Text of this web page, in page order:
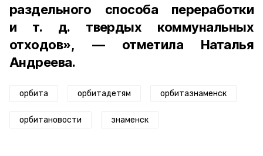
раздельного способа переработки
и т. д. твердых коммунальных
отходов», — отметила Наталья
Андреева.
орбита орбитадетям орбитазнаменск
орбитановости знаменск